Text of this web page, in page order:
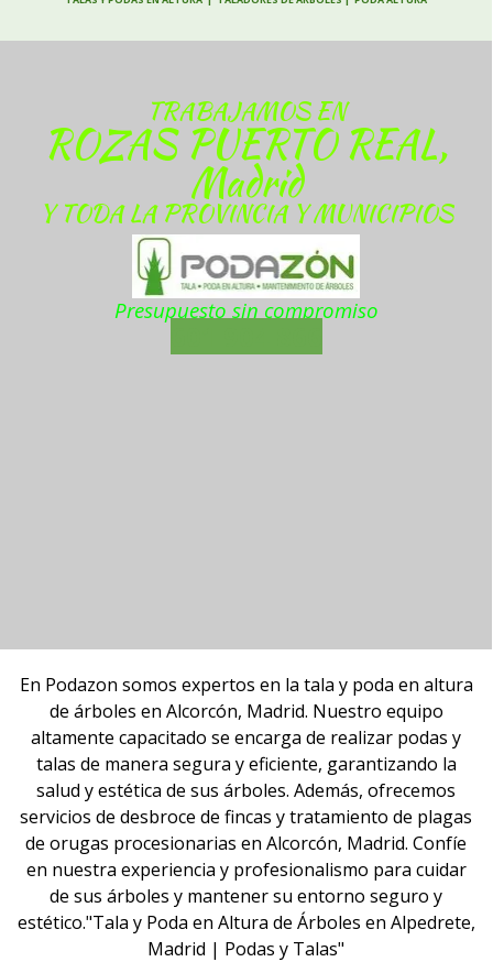
TRABAJAMOS EN
ROZAS PUERTO REAL,
Madrid
Y TODA LA PROVINCIA Y MUNICIPIOS
Presupuesto sin compromiso
En Podazon somos expertos en la tala y poda en altura
de árboles en Alcorcón, Madrid. Nuestro equipo
altamente capacitado se encarga de realizar podas y
talas de manera segura y eficiente, garantizando la
salud y estética de sus árboles. Además, ofrecemos
servicios de desbroce de fincas y tratamiento de plagas
de orugas procesionarias en Alcorcón, Madrid. Confíe
en nuestra experiencia y profesionalismo para cuidar
de sus árboles y mantener su entorno seguro y
estético."Tala y Poda en Altura de Árboles en Alpedrete,
Madrid | Podas y Talas"